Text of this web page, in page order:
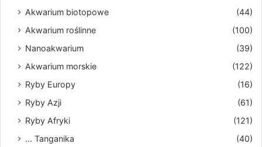
Akwarium biotopowe
(44)
Akwarium roślinne
(100)
Nanoakwarium
(39)
Akwarium morskie
(122)
Ryby Europy
(16)
Ryby Azji
(61)
Ryby Afryki
(121)
... Tanganika
(40)